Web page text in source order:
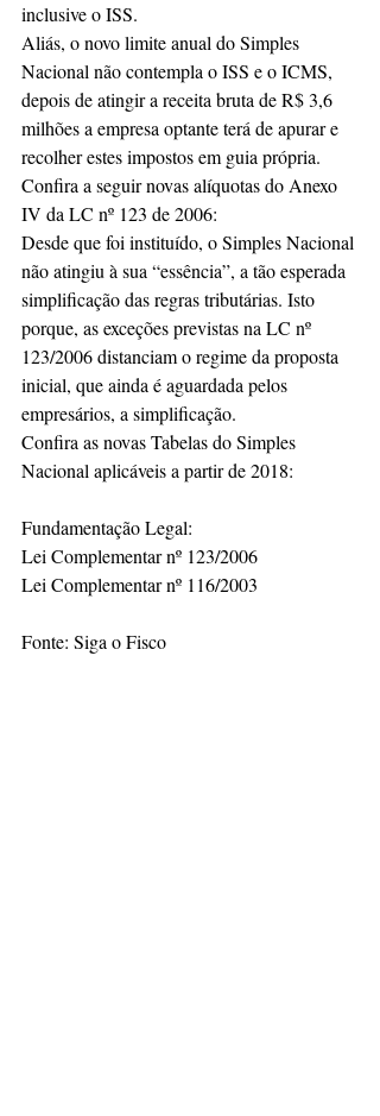
inclusive o ISS.
Aliás, o novo limite anual do Simples
Nacional não contempla o ISS e o ICMS,
depois de atingir a receita bruta de R$ 3,6
milhões a empresa optante terá de apurar e
recolher estes impostos em guia própria.
Confira a seguir novas alíquotas do Anexo
IV da LC nº 123 de 2006:
Desde que foi instituído, o Simples Nacional
não atingiu à sua “essência”, a tão esperada
simplificação das regras tributárias. Isto
porque, as exceções previstas na LC nº
123/2006 distanciam o regime da proposta
inicial, que ainda é aguardada pelos
empresários, a simplificação.
Confira as novas Tabelas do Simples
Nacional aplicáveis a partir de 2018:
Fundamentação Legal:
Lei Complementar nº 123/2006
Lei Complementar nº 116/2003
Fonte: Siga o Fisco